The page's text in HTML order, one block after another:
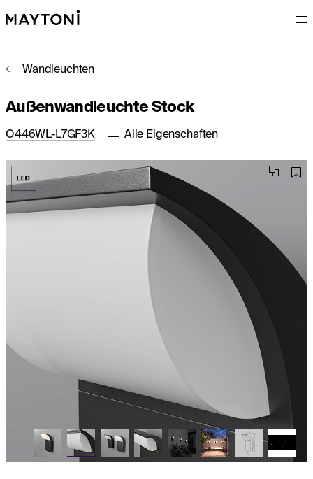
Wandleuchten
Außenwandleuchte Stock
O446WL-L7GF3K Alle Eigenschaften